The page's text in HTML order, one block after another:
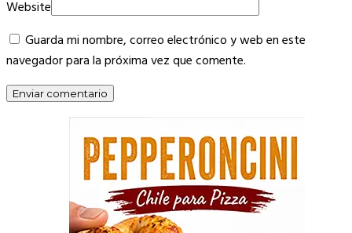
Website
Guarda mi nombre, correo electrónico y web en este
navegador para la próxima vez que comente.